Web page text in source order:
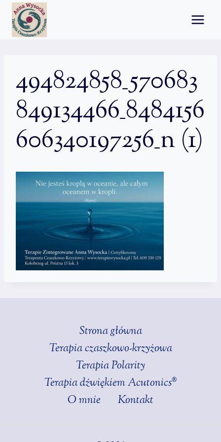
Przejdź
treści
494824858_570683
849134466_8484156
606340197256_n (1)
Strona główna
Terapia czaszkowo-krzyżowa
Terapia Polarity
Terapia dźwiękiem Acutonics®
O mnie
Kontakt